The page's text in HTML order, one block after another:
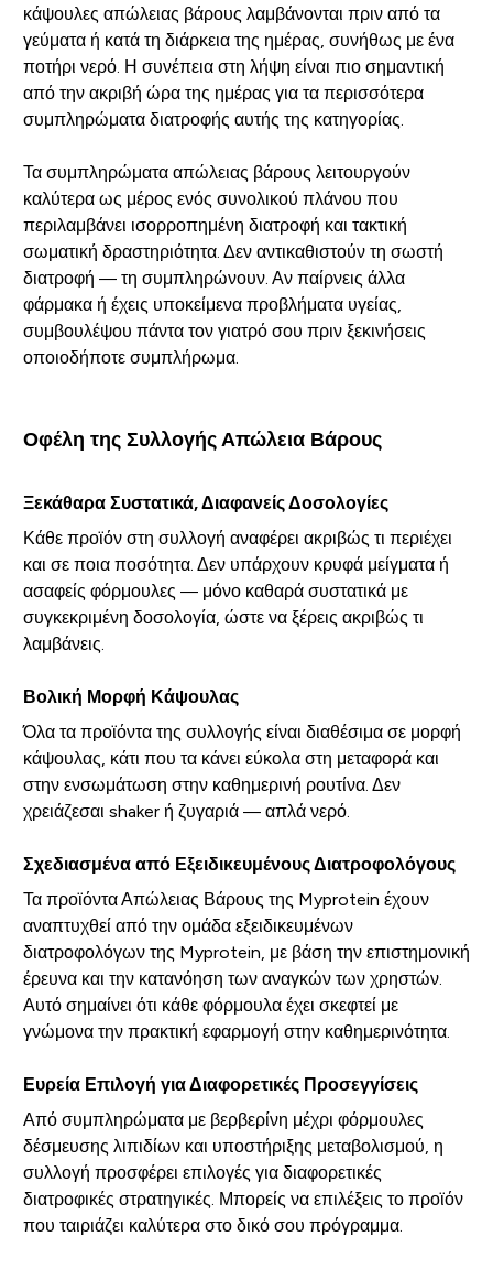
κάψουλες απώλειας βάρους λαμβάνονται πριν από τα
γεύματα ή κατά τη διάρκεια της ημέρας, συνήθως με ένα
ποτήρι νερό. Η συνέπεια στη λήψη είναι πιο σημαντική
από την ακριβή ώρα της ημέρας για τα περισσότερα
συμπληρώματα διατροφής αυτής της κατηγορίας.
Τα συμπληρώματα απώλειας βάρους λειτουργούν
καλύτερα ως μέρος ενός συνολικού πλάνου που
περιλαμβάνει ισορροπημένη διατροφή και τακτική
σωματική δραστηριότητα. Δεν αντικαθιστούν τη σωστή
διατροφή — τη συμπληρώνουν. Αν παίρνεις άλλα
φάρμακα ή έχεις υποκείμενα προβλήματα υγείας,
συμβουλέψου πάντα τον γιατρό σου πριν ξεκινήσεις
οποιοδήποτε συμπλήρωμα.
Οφέλη της Συλλογής Απώλεια Βάρους
Ξεκάθαρα Συστατικά, Διαφανείς Δοσολογίες
Κάθε προϊόν στη συλλογή αναφέρει ακριβώς τι περιέχει
και σε ποια ποσότητα. Δεν υπάρχουν κρυφά μείγματα ή
ασαφείς φόρμουλες — μόνο καθαρά συστατικά με
συγκεκριμένη δοσολογία, ώστε να ξέρεις ακριβώς τι
λαμβάνεις.
Βολική Μορφή Κάψουλας
Όλα τα προϊόντα της συλλογής είναι διαθέσιμα σε μορφή
κάψουλας, κάτι που τα κάνει εύκολα στη μεταφορά και
στην ενσωμάτωση στην καθημερινή ρουτίνα. Δεν
χρειάζεσαι shaker ή ζυγαριά — απλά νερό.
Σχεδιασμένα από Εξειδικευμένους Διατροφολόγους
Τα προϊόντα Απώλειας Βάρους της Myprotein έχουν
αναπτυχθεί από την ομάδα εξειδικευμένων
διατροφολόγων της Myprotein, με βάση την επιστημονική
έρευνα και την κατανόηση των αναγκών των χρηστών.
Αυτό σημαίνει ότι κάθε φόρμουλα έχει σκεφτεί με
γνώμονα την πρακτική εφαρμογή στην καθημερινότητα.
Ευρεία Επιλογή για Διαφορετικές Προσεγγίσεις
Από συμπληρώματα με βερβερίνη μέχρι φόρμουλες
δέσμευσης λιπιδίων και υποστήριξης μεταβολισμού, η
συλλογή προσφέρει επιλογές για διαφορετικές
διατροφικές στρατηγικές. Μπορείς να επιλέξεις το προϊόν
που ταιριάζει καλύτερα στο δικό σου πρόγραμμα.